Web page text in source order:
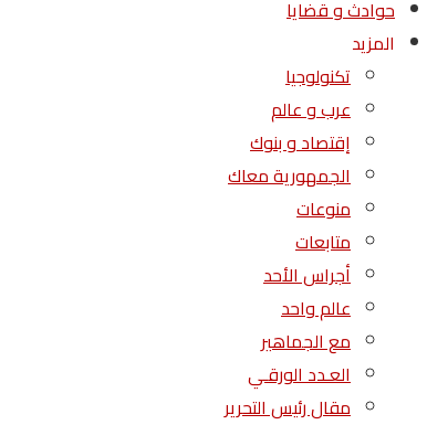
حوادث و قضايا
المزيد
تكنولوجيا
عرب و عالم
إقتصاد و بنوك
الجمهورية معاك
منوعات
متابعات
أجراس الأحد
عالم واحد
مع الجماهير
العـدد الورقـي
مقال رئيس التحرير